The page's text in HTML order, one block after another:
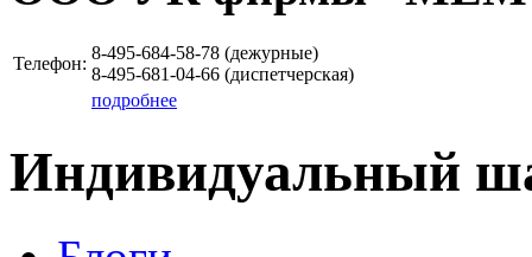
Телефон:
8-495-684-58-78 (дежурные)
8-495-681-04-66 (диспетчерская)
подробнее
Индивидуальный